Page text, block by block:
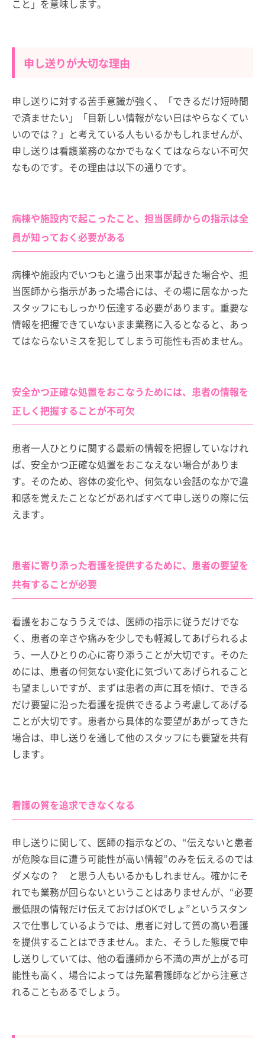
こと」を意味します。
申し送りが大切な理由
申し送りに対する苦手意識が強く、「できるだけ短時間
で済ませたい」「目新しい情報がない日はやらなくてい
いのでは？」と考えている人もいるかもしれませんが、
申し送りは看護業務のなかでもなくてはならない不可欠
なものです。その理由は以下の通りです。
病棟や施設内で起こったこと、担当医師からの指示は全
員が知っておく必要がある
病棟や施設内でいつもと違う出来事が起きた場合や、担
当医師から指示があった場合には、その場に居なかった
スタッフにもしっかり伝達する必要があります。重要な
情報を把握できていないまま業務に入るとなると、あっ
てはならないミスを犯してしまう可能性も否めません。
安全かつ正確な処置をおこなうためには、患者の情報を
正しく把握することが不可欠
患者一人ひとりに関する最新の情報を把握していなけれ
ば、安全かつ正確な処置をおこなえない場合がありま
す。そのため、容体の変化や、何気ない会話のなかで違
和感を覚えたことなどがあればすべて申し送りの際に伝
えます。
患者に寄り添った看護を提供するために、患者の要望を
共有することが必要
看護をおこなううえでは、医師の指示に従うだけでな
く、患者の辛さや痛みを少しでも軽減してあげられるよ
う、一人ひとりの心に寄り添うことが大切です。そのた
めには、患者の何気ない変化に気づいてあげられること
も望ましいですが、まずは患者の声に耳を傾け、できる
だけ要望に沿った看護を提供できるよう考慮してあげる
ことが大切です。患者から具体的な要望があがってきた
場合は、申し送りを通して他のスタッフにも要望を共有
します。
看護の質を追求できなくなる
申し送りに関して、医師の指示などの、“伝えないと患者
が危険な目に遭う可能性が高い情報”のみを伝えるのでは
ダメなの？ と思う人もいるかもしれません。確かにそ
れでも業務が回らないということはありませんが、“必要
最低限の情報だけ伝えておけばOKでしょ”というスタン
スで仕事しているようでは、患者に対して質の高い看護
を提供することはできません。また、そうした態度で申
し送りしていては、他の看護師から不満の声が上がる可
能性も高く、場合によっては先輩看護師などから注意さ
れることもあるでしょう。